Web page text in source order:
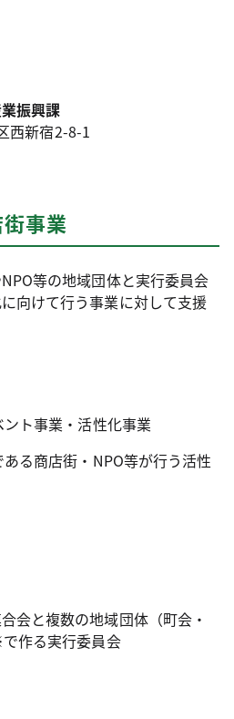
振興課
西新宿2-8-1
事業
等の地域団体と実行委員会
向けて行う事業に対して支援
ト事業・活性化事業
る商店街・NPO等が行う活性
会と複数の地域団体（町会・
作る実行委員会